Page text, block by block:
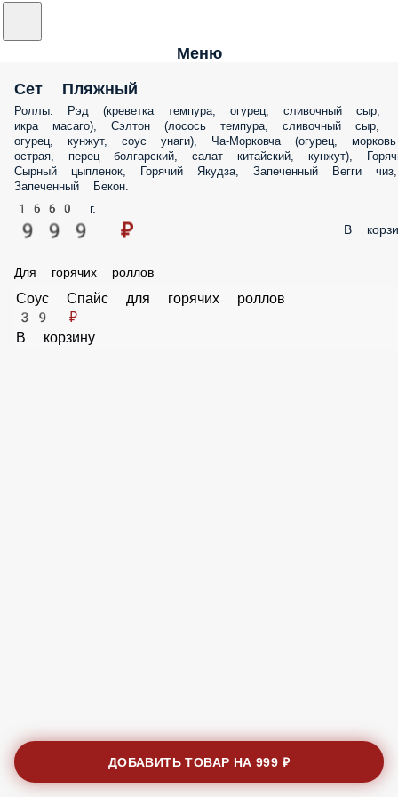
Меню
Сет Пляжный
Роллы: Рэд (креветка темпура, огурец, сливочный сыр,
икра масаго), Сэлтон (лосось темпура, сливочный сыр,
огурец, кунжут, соус унаги), Ча-Морковча (огурец, морковь
острая, перец болгарский, салат китайский, кунжут),
Сырный цыпленок, Горячий Якудза, Запеченный Вегги чиз,
Запеченный Бекон.
1660 г.
999 ₽ В
Для горячих роллов
Соус Спайс для горячих роллов
39 ₽
В корзину
ДОБАВИТЬ ТОВАР НА999 ₽